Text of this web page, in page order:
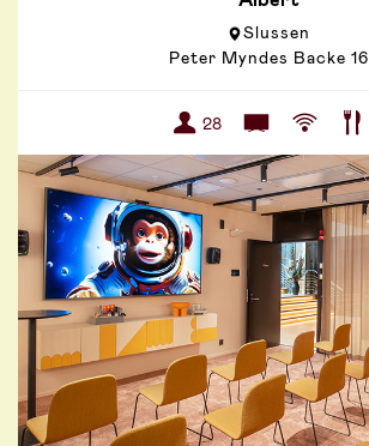
Slussen
Peter Myndes Backe 16
28